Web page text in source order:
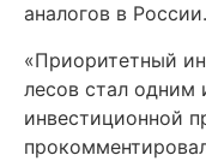
аналогов в России.
«Приоритетный
лесов стал одним
инвестиционной